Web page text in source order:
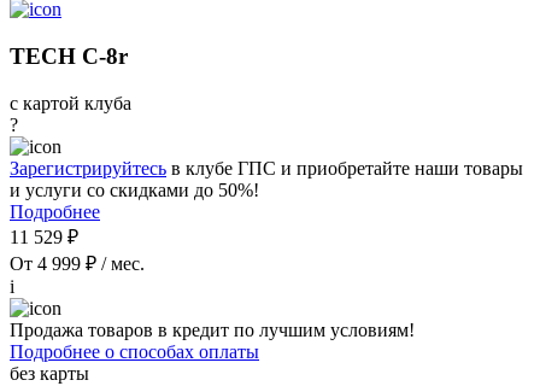
TECH C-8r
с картой клуба
?
Зарегистрируйтесь в клубе ГПС и приобретайте наши товары
и услуги со скидками до 50%!
Подробнее
11 529 ₽
От 4 999 ₽ / мес.
i
Продажа товаров в кредит по лучшим условиям!
Подробнее о способах оплаты
без карты